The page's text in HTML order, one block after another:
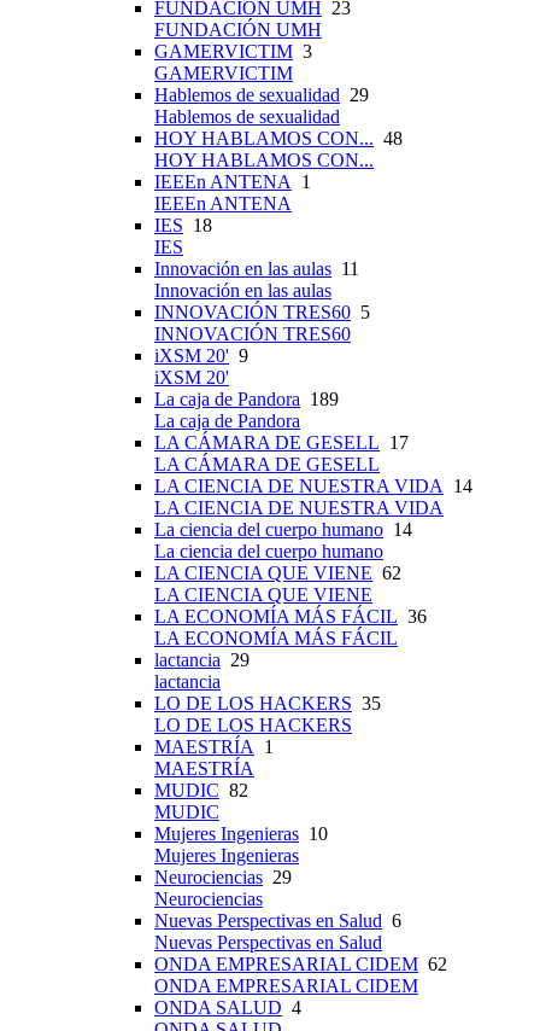
FUNDACIÓN UMH 23
FUNDACIÓN UMH
GAMERVICTIM 3
GAMERVICTIM
Hablemos de sexualidad 29
Hablemos de sexualidad
HOY HABLAMOS CON... 48
HOY HABLAMOS CON...
IEEEn ANTENA 1
IEEEn ANTENA
IES 18
IES
Innovación en las aulas 11
Innovación en las aulas
INNOVACIÓN TRES60 5
INNOVACIÓN TRES60
iXSM 20' 9
iXSM 20'
La caja de Pandora 189
La caja de Pandora
LA CÁMARA DE GESELL 17
LA CÁMARA DE GESELL
LA CIENCIA DE NUESTRA VIDA 14
LA CIENCIA DE NUESTRA VIDA
La ciencia del cuerpo humano 14
La ciencia del cuerpo humano
LA CIENCIA QUE VIENE 62
LA CIENCIA QUE VIENE
LA ECONOMÍA MÁS FÁCIL 36
LA ECONOMÍA MÁS FÁCIL
lactancia 29
lactancia
LO DE LOS HACKERS 35
LO DE LOS HACKERS
MAESTRÍA 1
MAESTRÍA
MUDIC 82
MUDIC
Mujeres Ingenieras 10
Mujeres Ingenieras
Neurociencias 29
Neurociencias
Nuevas Perspectivas en Salud 6
Nuevas Perspectivas en Salud
ONDA EMPRESARIAL CIDEM 62
ONDA EMPRESARIAL CIDEM
ONDA SALUD 4